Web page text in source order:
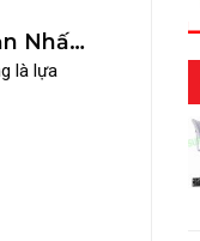
Nhất
là lựa